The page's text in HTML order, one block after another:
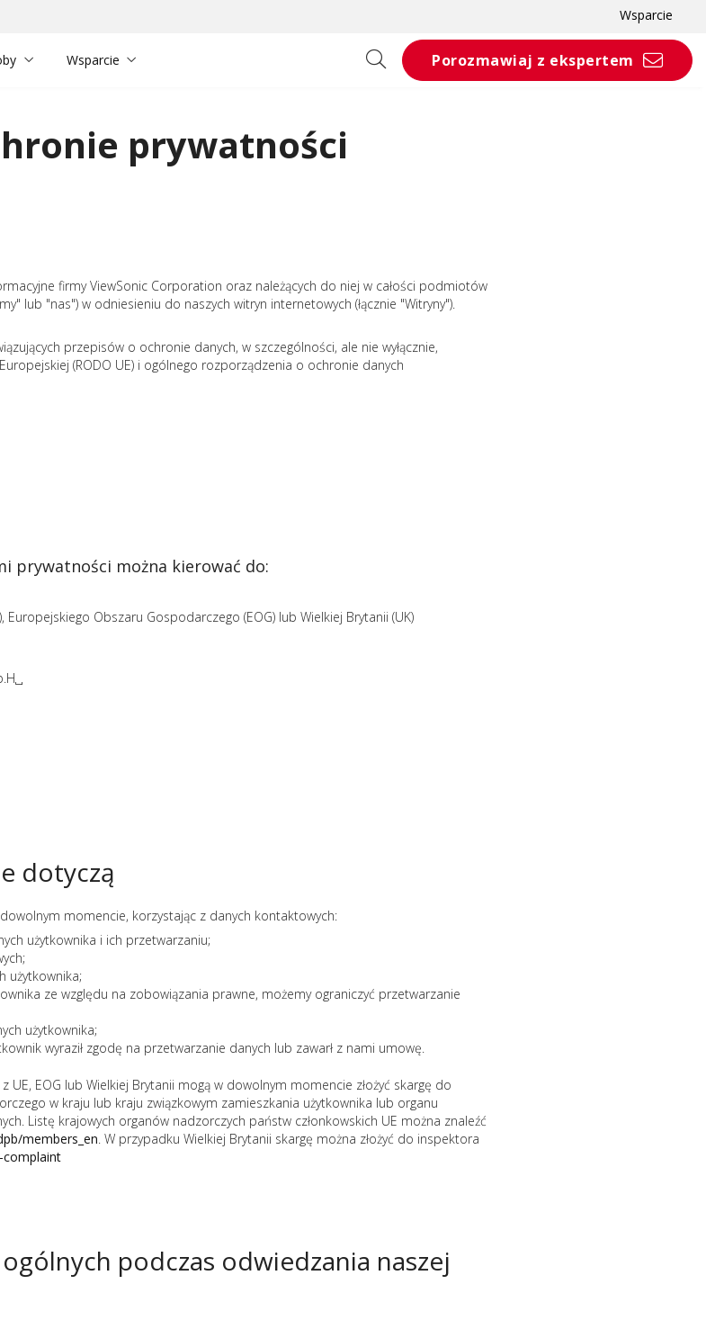
Wsparcie
Wsparcie Porozmawiaj z ekspertem
prywatności
firmy ViewSonic Corporation oraz należących do niej w całości podmiotów
lub "nas") w odniesieniu do naszych witryn internetowych (łącznie "Witryny").
przepisów o ochronie danych, w szczególności, ale nie wyłącznie,
(RODO UE) i ogólnego rozporządzenia o ochronie danych
prywatności można kierować do:
Obszaru Gospodarczego (EOG) lub Wielkiej Brytanii (UK)
dotyczą
momencie, korzystając z danych kontaktowych:
użytkownika i ich przetwarzaniu;
użytkownika;
ze względu na zobowiązania prawne, możemy ograniczyć przetwarzanie
użytkownika;
wyraził zgodę na przetwarzanie danych lub zawarł z nami umowę.
EOG lub Wielkiej Brytanii mogą w dowolnym momencie złożyć skargę do
w kraju lub kraju związkowym zamieszkania użytkownika lub organu
Listę krajowych organów nadzorczych państw członkowskich UE można znaleźć
members_en. W przypadku Wielkiej Brytanii skargę można złożyć do inspektora
complaint
podczas odwiedzania naszej